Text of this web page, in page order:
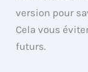
version pour
Cela vous
futurs.